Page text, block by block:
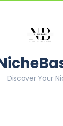
Discover Your